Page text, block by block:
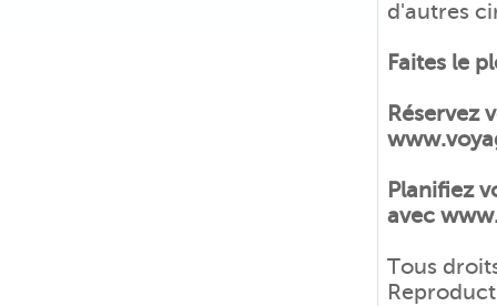
d'autres
Faites le
Réservez
Planifiez
avec
Tous